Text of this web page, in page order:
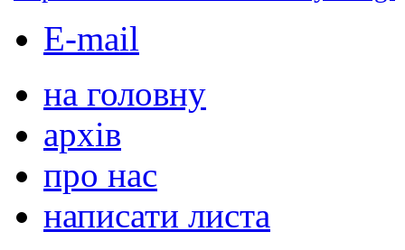
E-mail
на головну
архів
про нас
написати листа